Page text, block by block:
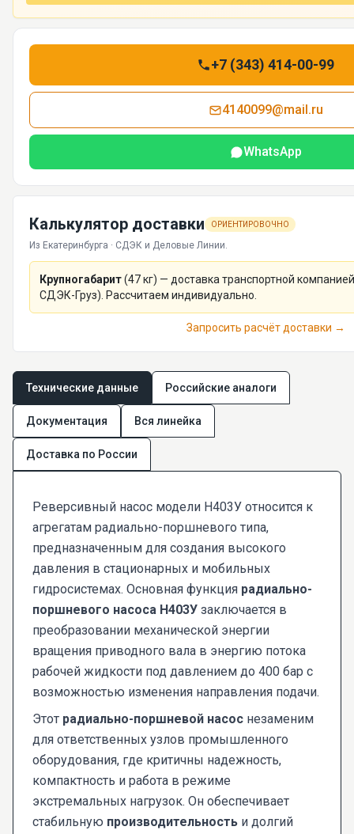
+7 (343) 414-00-99
4140099@mail.ru
WhatsApp
Калькулятор доставки ОРИЕНТИРОВОЧНО
Из Екатеринбурга · СДЭК и Деловые Линии.
Крупногабарит(47кг) — доставка транспортной
СДЭК-Груз). Рассчитаем индивидуально.
Запросить расчёт доставки →
Технические данные Российские аналоги
Документация Вся линейка
Доставка по России
Реверсивный насос модели Н403У относится к
агрегатам радиально-поршневого типа,
предназначенным для создания высокого
давления в стационарных и мобильных
гидросистемах. Основная функция радиально-
поршневого насоса Н403У заключается в
преобразовании механической энергии
вращения приводного вала в энергию потока
рабочей жидкости под давлением до 400 бар с
возможностью изменения направления подачи.
Этот радиально-поршневой насос незаменим
для ответственных узлов промышленного
оборудования, где критичны надежность,
компактность и работа в режиме
экстремальных нагрузок. Он обеспечивает
стабильную производительность и долгий